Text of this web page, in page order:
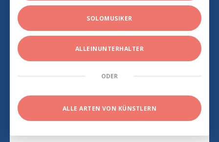
SOLOMUSIKER
ALLEINUNTERHALTER
ODER
ALLE ARTEN VON KÜNSTLERN